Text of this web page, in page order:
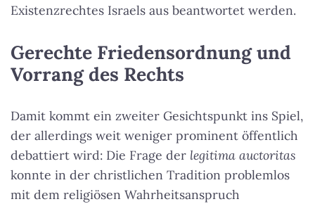
Existenzrechtes Israels aus beantwortet werden.
Gerechte Friedensordnung und
Vorrang des Rechts
Damit kommt ein zweiter Gesichtspunkt ins Spiel,
der allerdings weit weniger prominent öffentlich
debattiert wird: Die Frage der legitima auctoritas
konnte in der christlichen Tradition problemlos
mit dem religiösen Wahrheitsanspruch